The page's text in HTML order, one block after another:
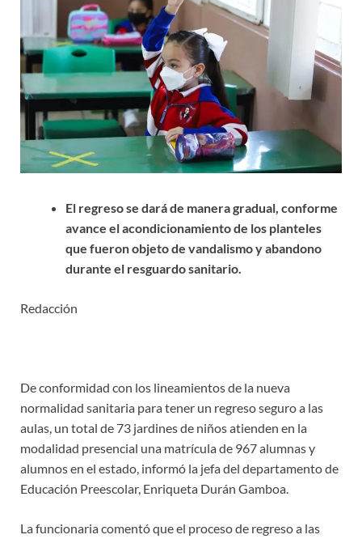
El regreso se dará de manera gradual, conforme
avance el acondicionamiento de los planteles
que fueron objeto de vandalismo y abandono
durante el resguardo sanitario.
Redacción
De conformidad con los lineamientos de la nueva
normalidad sanitaria para tener un regreso seguro a las
aulas, un total de 73 jardines de niños atienden en la
modalidad presencial una matrícula de 967 alumnas y
alumnos en el estado, informó la jefa del departamento de
Educación Preescolar, Enriqueta Durán Gamboa.
La funcionaria comentó que el proceso de regreso a las